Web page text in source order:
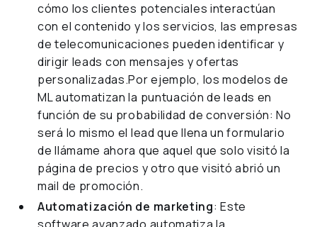
cómo los clientes potenciales interactúan
con el contenido y los servicios, las empresas
de telecomunicaciones pueden identificar y
dirigir leads con mensajes y ofertas
personalizadas.Por ejemplo, los modelos de
ML automatizan la puntuación de leads en
función de su probabilidad de conversión: No
será lo mismo el lead que llena un formulario
de llámame ahora que aquel que solo visitó la
página de precios y otro que visitó abrió un
mail de promoción.
Automatización de marketing: Este